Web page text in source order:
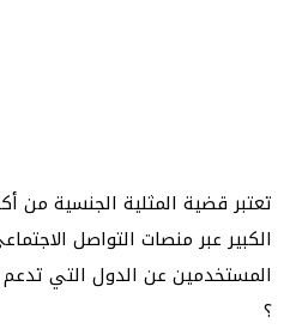
تعتبر قضية المثلية الجنسية من
الكبير عبر منصات التواصل
المستخدمين عن الدول التي تدعم
؟